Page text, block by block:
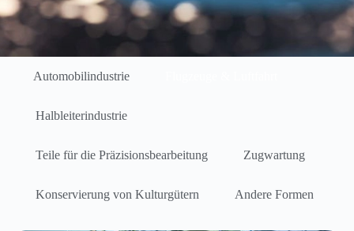
Automobilindustrie
Halbleiterindustrie
Teile für die Präzisionsbearbeitung Zugwartung
Konservierung von Kulturgütern Andere Formen